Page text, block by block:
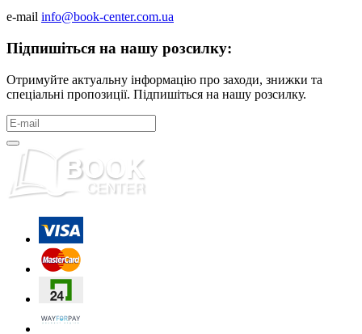
e-mail info@book-center.com.ua
Підпишіться на нашу розсилку:
Отримуйте актуальну інформацію про заходи, знижки та
спеціальні пропозиції. Підпишіться на нашу розсилку.